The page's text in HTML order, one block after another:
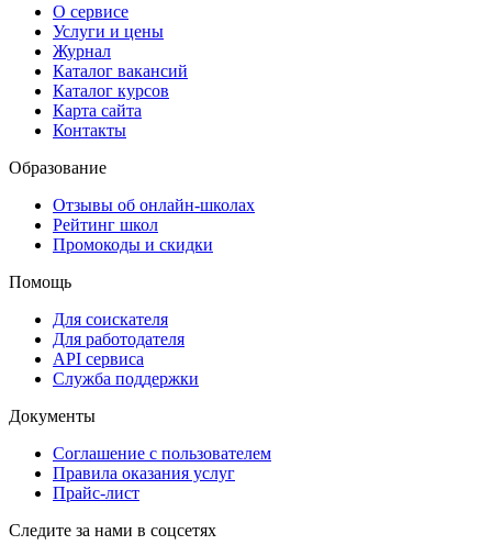
О сервисе
Услуги и цены
Журнал
Каталог вакансий
Каталог курсов
Карта сайта
Контакты
Образование
Отзывы об онлайн-школах
Рейтинг школ
Промокоды и скидки
Помощь
Для соискателя
Для работодателя
API сервиса
Служба поддержки
Документы
Соглашение с пользователем
Правила оказания услуг
Прайс-лист
Следите за нами в соцсетях